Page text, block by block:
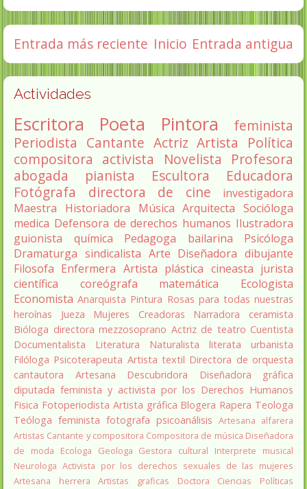
Entrada más reciente Entrada antigua
Inicio
Actividades
Escritora Poeta Pintora
feminista
Periodista Cantante Actriz Artista
Política
compositora activista Novelista
Profesora
abogada
pianista Escultora
Educadora
Fotógrafa
directora de cine
investigadora
Maestra
Historiadora Música Arquitecta Socióloga
medica Defensora de derechos humanos Ilustradora
guionista
química Pedagoga bailarina
Psicóloga
Dramaturga sindicalista Arte Diseñadora dibujante
Filosofa Enfermera Artista plástica cineasta jurista
científica
coreógrafa matemática
Ecologista
Economista Anarquista Pintura Rosas para todas nuestras
heroínas
Jueza Mujeres Creadoras Narradora
ceramista
Bióloga directora mezzosoprano Actriz de teatro Cuentista
Documentalista
Literatura Naturalista literata
urbanista
Filóloga Psicoterapeuta Artista textil Directora de orquesta
cantautora
Artesana Descubridora
Diseñadora gráfica
diputada feminista y activista por los Derechos Humanos
Fisica Fotoperiodista Artista gráfica Blogera Rapera Teologa
Teóloga feminista fotografa psicoanálisis Artesana alfarera
Artistas Cantante y compositora Compositora de música Diseñadora
de moda
Ecologa Geologa Gestora cultural
Interprete musical
Neurologa Activista por los derechos sexuales de las mujeres
Artesana herrera
Artistas graficas
Doctora Ciencias Políticas